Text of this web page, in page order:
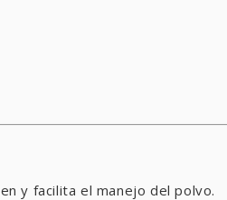
y facilita el manejo del polvo.